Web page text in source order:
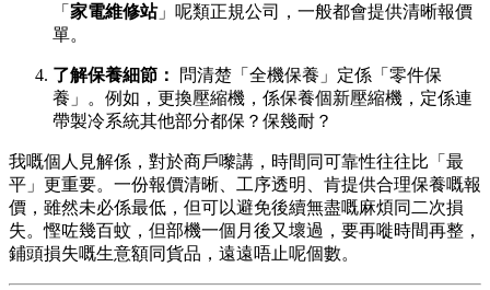
「 家電維修站」呢類正規公司，一般都會提供清晰報價
單。
了解保養細節：
​ 問清楚「全機保養」定係「零件保
養」。例如，更換壓縮機，係保養個新壓縮機，定係連
帶製冷系統其他部分都保？保幾耐？
我嘅個人見解係，對於商戶嚟講，時間同可靠性往往比「最
平」更重要。一份報價清晰、工序透明、肯提供合理保養嘅報
價，雖然未必係最低，但可以避免後續無盡嘅麻煩同二次損
失。慳咗幾百蚊，但部機一個月後又壞過，要再嘥時間再整，
鋪頭損失嘅生意額同貨品，遠遠唔止呢個數。